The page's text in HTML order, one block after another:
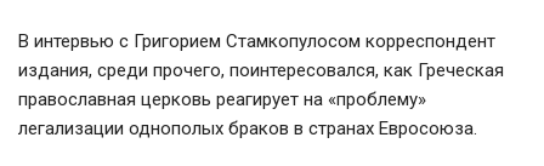
В интервью с Григорием Стамкопулосом корреспондент
издания, среди прочего, поинтересовался, как Греческая
православная церковь реагирует на «проблему»
легализации однополых браков в странах Евросоюза.